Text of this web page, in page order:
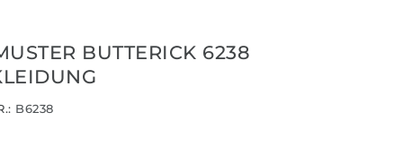
BUTTERICK 6238
B6238